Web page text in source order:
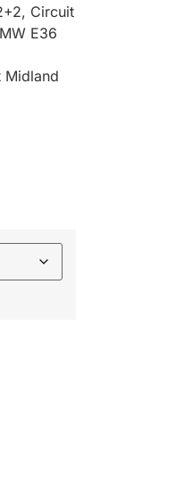
Circuit
E36
Midland